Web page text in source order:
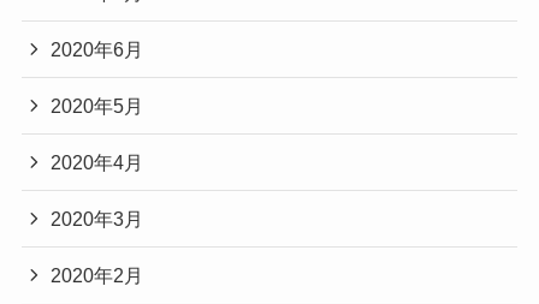
2020年6月
2020年5月
2020年4月
2020年3月
2020年2月